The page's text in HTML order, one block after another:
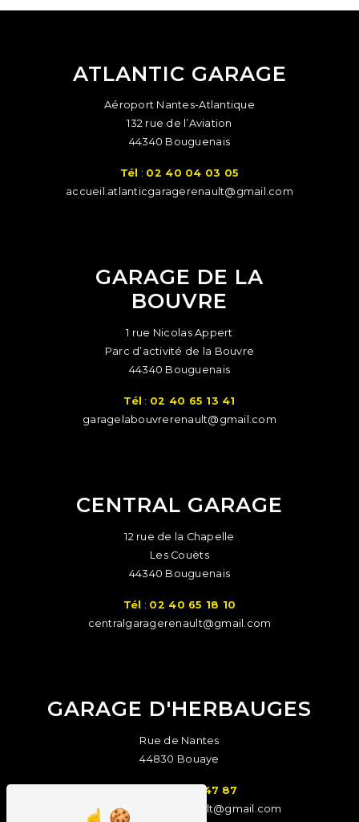
ATLANTIC GARAGE
Aéroport Nantes-Atlantique
132 rue de l’Aviation
44340 Bouguenais
Tél : 02 40 04 03 05
accueil.atlanticgaragerenault@gmail.com
GARAGE DE LA
BOUVRE
1 rue Nicolas Appert
Parc d’activité de la Bouvre
44340 Bouguenais
Tél : 02 40 65 13 41
garagelabouvrerenault@gmail.com
CENTRAL GARAGE
12 rue de la Chapelle
Les Couëts
44340 Bouguenais
Tél : 02 40 65 18 10
centralgaragerenault@gmail.com
GARAGE D'HERBAUGES
Rue de Nantes
44830 Bouaye
02 40 65 47 87
garageherbaugesrenault@gmail.com